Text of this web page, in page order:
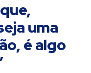
uma
é algo